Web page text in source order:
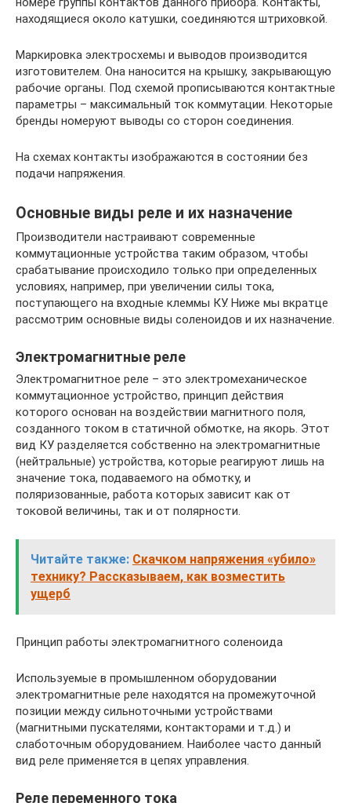
находящиеся около катушки, соединяются штриховкой.
Маркировка электросхемы и выводов производится
изготовителем. Она наносится на крышку, закрывающую
рабочие органы. Под схемой прописываются контактные
параметры – максимальный ток коммутации. Некоторые
бренды номеруют выводы со сторон соединения.
На схемах контакты изображаются в состоянии без
подачи напряжения.
Основные виды реле и их назначение
Производители настраивают современные
коммутационные устройства таким образом, чтобы
срабатывание происходило только при определенных
условиях, например, при увеличении силы тока,
поступающего на входные клеммы КУ. Ниже мы вкратце
рассмотрим основные виды соленоидов и их назначение.
Электромагнитные реле
Электромагнитное реле – это электромеханическое
коммутационное устройство, принцип действия
которого основан на воздействии магнитного поля,
созданного током в статичной обмотке, на якорь. Этот
вид КУ разделяется собственно на электромагнитные
(нейтральные) устройства, которые реагируют лишь на
значение тока, подаваемого на обмотку, и
поляризованные, работа которых зависит как от
токовой величины, так и от полярности.
Читайте также: Скачком напряжения «убило»
технику? Рассказываем, как возместить
ущерб
Принцип работы электромагнитного соленоида
Используемые в промышленном оборудовании
электромагнитные реле находятся на промежуточной
позиции между сильноточными устройствами
(магнитными пускателями, контакторами и т.д.) и
слаботочным оборудованием. Наиболее часто данный
вид реле применяется в цепях управления.
Реле переменного тока